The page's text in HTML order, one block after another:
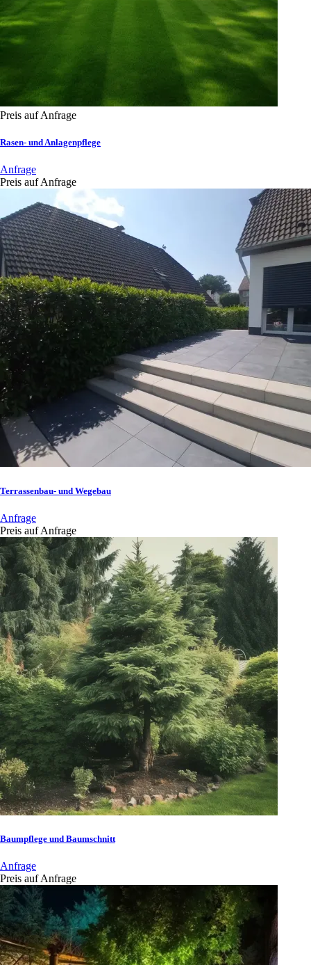
Preis auf Anfrage
Rasen- und Anlagenpflege
Anfrage
Preis auf Anfrage
Terrassenbau- und Wegebau
Anfrage
Preis auf Anfrage
Baumpflege und Baumschnitt
Anfrage
Preis auf Anfrage